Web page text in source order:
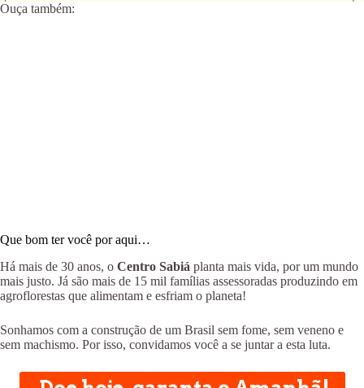
Ouça também:
Que bom ter você por aqui…
Há mais de 30 anos, o Centro Sabiá planta mais vida, por um mundo
mais justo. Já são mais de 15 mil famílias assessoradas produzindo em
agroflorestas que alimentam e esfriam o planeta!
Sonhamos com a construção de um Brasil sem fome, sem veneno e
sem machismo. Por isso, convidamos você a se juntar a esta luta.